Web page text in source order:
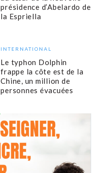
présidence d’Abelardo de
la Espriella
INTERNATIONAL
Le typhon Dolphin
frappe la côte est de la
Chine, un million de
personnes évacuées